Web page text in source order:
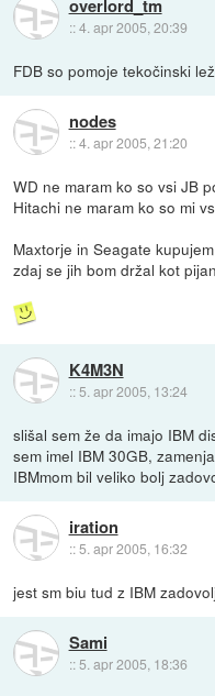
overlord_tm
::4. apr 2005, 20:39
FDB so pomoje tekočinski
nodes
::4. apr 2005, 21:20
WD ne maram ko so vsi JB
Hitachi ne maram ko so mi
Maxtorje in Seagate
zdaj se jih bom držal kot
K4M3N
:: 5. apr 2005, 13:24
slišal sem že da imajo IBM
sem imel IBM 30GB,
IBMmom bil veliko bolj
iration
::5. apr 2005, 16:32
jest sm biu tud z IBM
Sami
:: 5. apr 2005, 18:36